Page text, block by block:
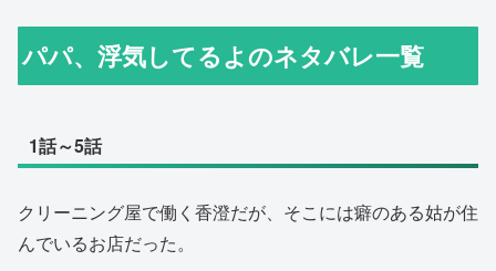
パパ、浮気してるよのネタバレ一覧
1話～5話
クリーニング屋で働く香澄だが、そこには癖のある姑が住
んでいるお店だった。